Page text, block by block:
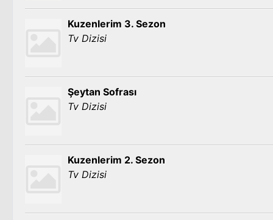
Kuzenlerim 3. Sezon
Tv Dizisi
Şeytan Sofrası
Tv Dizisi
Kuzenlerim 2. Sezon
Tv Dizisi